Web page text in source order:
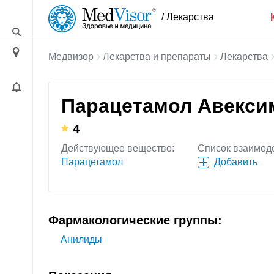
/ Лекарства
Медвизор Лекарства и препараты Лекарства
Парацетамол
4
Действующее вещество:
Парацетамол
Список
Добавить
Фармакологические группы:
Анилиды